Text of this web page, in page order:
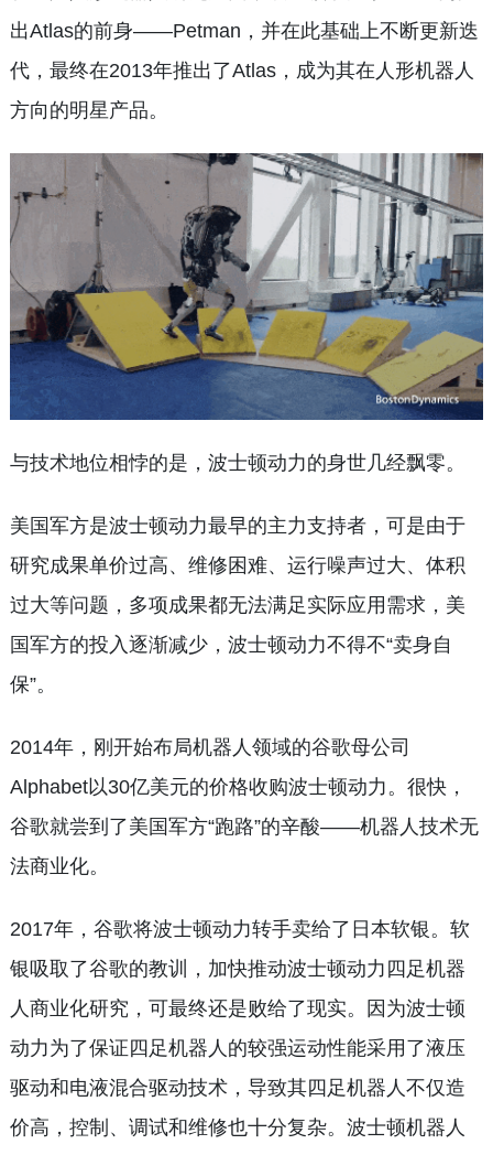
出Atlas的前身——Petman，并在此基础上不断更新迭
代，最终在2013年推出了Atlas，成为其在人形机器人
方向的明星产品。
与技术地位相悖的是，波士顿动力的身世几经飘零。
美国军方是波士顿动力最早的主力支持者，可是由于
研究成果单价过高、维修困难、运行噪声过大、体积
过大等问题，多项成果都无法满足实际应用需求，美
国军方的投入逐渐减少，波士顿动力不得不“卖身自
保”。
2014年，刚开始布局机器人领域的谷歌母公司
Alphabet以30亿美元的价格收购波士顿动力。很快，
谷歌就尝到了美国军方“跑路”的辛酸——机器人技术无
法商业化。
2017年，谷歌将波士顿动力转手卖给了日本软银。软
银吸取了谷歌的教训，加快推动波士顿动力四足机器
人商业化研究，可最终还是败给了现实。因为波士顿
动力为了保证四足机器人的较强运动性能采用了液压
驱动和电液混合驱动技术，导致其四足机器人不仅造
价高，控制、调试和维修也十分复杂。波士顿机器人